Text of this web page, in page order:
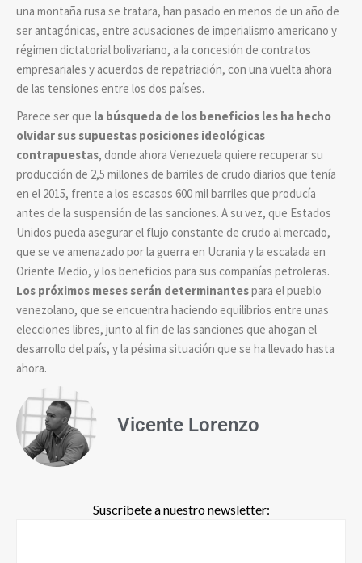
una montaña rusa se tratara, han pasado en menos de un año de
ser antagónicas, entre acusaciones de imperialismo americano y
régimen dictatorial bolivariano, a la concesión de contratos
empresariales y acuerdos de repatriación, con una vuelta ahora
de las tensiones entre los dos países.
Parece ser que la búsqueda de los beneficios les ha hecho
olvidar sus supuestas posiciones ideológicas
contrapuestas, donde ahora Venezuela quiere recuperar su
producción de 2,5 millones de barriles de crudo diarios que tenía
en el 2015, frente a los escasos 600 mil barriles que producía
antes de la suspensión de las sanciones. A su vez, que Estados
Unidos pueda asegurar el flujo constante de crudo al mercado,
que se ve amenazado por la guerra en Ucrania y la escalada en
Oriente Medio, y los beneficios para sus compañías petroleras.
Los próximos meses serán determinantespara el pueblo
venezolano, que se encuentra haciendo equilibrios entre unas
elecciones libres, junto al fin de las sanciones que ahogan el
desarrollo del país, y la pésima situación que se ha llevado hasta
ahora.
Vicente Lorenzo
Suscríbete a nuestro newsletter: